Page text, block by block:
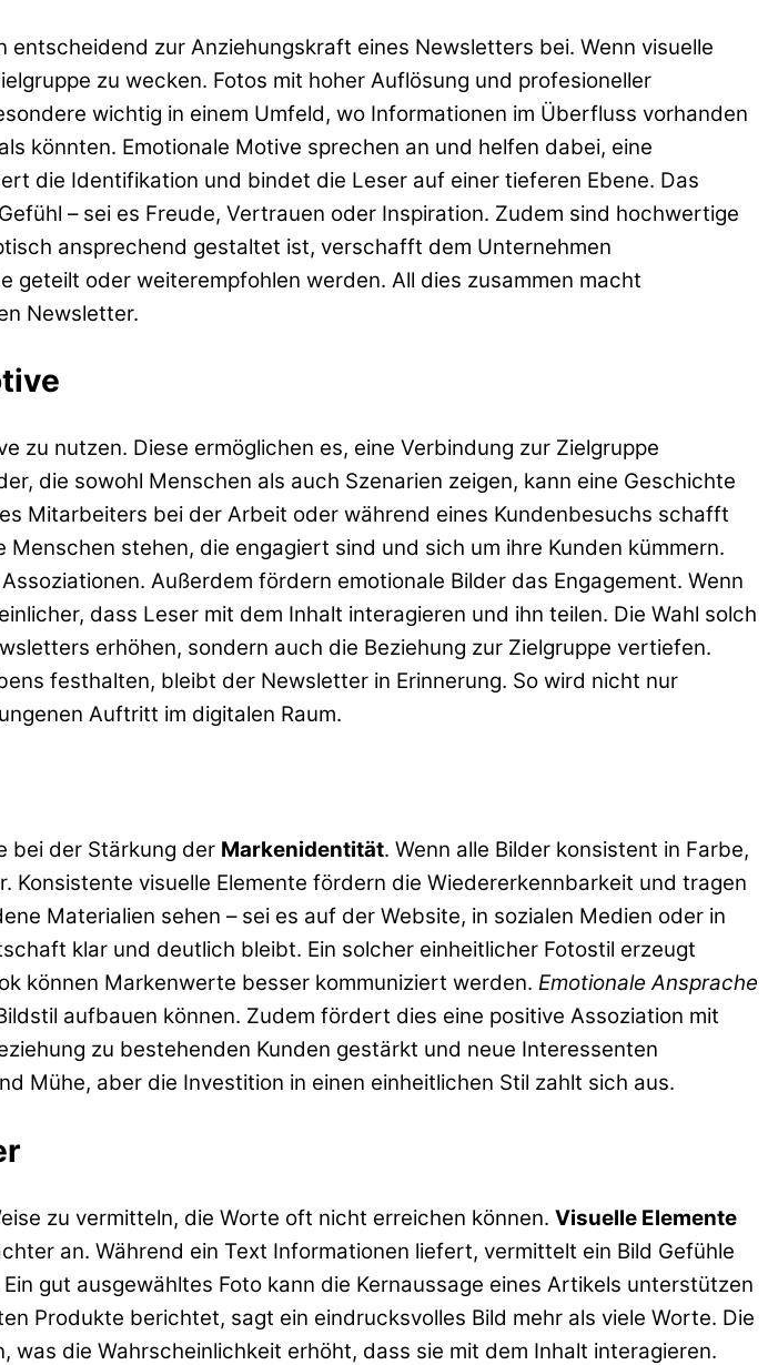
zur Anziehungskraft eines Newsletters bei. Wenn visuelle
zu wecken. Fotos mit hoher Auflösung und profesioneller
wichtig in einem Umfeld, wo Informationen im Überfluss vorhanden
könnten. Emotionale Motive sprechen an und helfen dabei, eine
die Identifikation und bindet die Leser auf einer tieferen Ebene. Das
– sei es Freude, Vertrauen oder Inspiration. Zudem sind hochwertige
ansprechend gestaltet ist, verschafft dem Unternehmen
oder weiterempfohlen werden. All dies zusammen macht
Newsletter.
zu nutzen. Diese ermöglichen es, eine Verbindung zur Zielgruppe
die sowohl Menschen als auch Szenarien zeigen, kann eine Geschichte
Mitarbeiters bei der Arbeit oder während eines Kundenbesuchs schafft
stehen, die engagiert sind und sich um ihre Kunden kümmern.
Außerdem fördern emotionale Bilder das Engagement. Wenn
dass Leser mit dem Inhalt interagieren und ihn teilen. Die Wahl solch
erhöhen, sondern auch die Beziehung zur Zielgruppe vertiefen.
festhalten, bleibt der Newsletter in Erinnerung. So wird nicht nur
Auftritt im digitalen Raum.
bei der Stärkung der Markenidentität. Wenn alle Bilder konsistent in Farbe,
visuelle Elemente fördern die Wiedererkennbarkeit und tragen
Materialien sehen – sei es auf der Website, in sozialen Medien oder in
klar und deutlich bleibt. Ein solcher einheitlicher Fotostil erzeugt
können Markenwerte besser kommuniziert werden. Emotionale Ansprache
aufbauen können. Zudem fördert dies eine positive Assoziation mit
zu bestehenden Kunden gestärkt und neue Interessenten
Mühe, aber die Investition in einen einheitlichen Stil zahlt sich aus.
zu vermitteln, die Worte oft nicht erreichen können. Visuelle Elemente
an. Während ein Text Informationen liefert, vermittelt ein Bild Gefühle
gut ausgewähltes Foto kann die Kernaussage eines Artikels unterstützen
Produkte berichtet, sagt ein eindrucksvolles Bild mehr als viele Worte. Die
die Wahrscheinlichkeit erhöht, dass sie mit dem Inhalt interagieren.